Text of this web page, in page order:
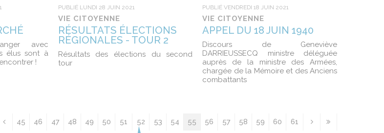
avec
élus sont à
!
PUBLIÉ LUNDI 28 JUIN 2021
VIE CITOYENNE
RÉSULTATS ÉLECTIONS
RÉGIONALES - TOUR 2
Résultats des élections du second
tour
PUBLIÉ VENDREDI 18 JUIN 2021
VIE CITOYENNE
APPEL DU 18 JUIN 1940
Discours de Geneviève
DARRIEUSSECQ ministre déléguée
auprès de la ministre des Armées,
chargée de la Mémoire et des Anciens
combattants
45 46 47 48 49 50 51 52 53 54 55 56 57 58 59 60 61